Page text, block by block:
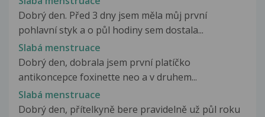
Dobrý den. Před 3 dny jsem měla můj první
pohlavní styk a o půl hodiny sem dostala...
Slabá menstruace
Dobrý den, dobrala jsem první platíčko
antikoncepce foxinette neo a v druhem...
Slabá menstruace
Dobrý den, přítelkyně bere pravidelně už půl roku